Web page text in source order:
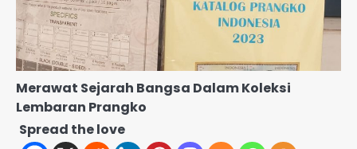
Merawat Sejarah Bangsa Dalam Koleksi
Lembaran Prangko
Spread the love